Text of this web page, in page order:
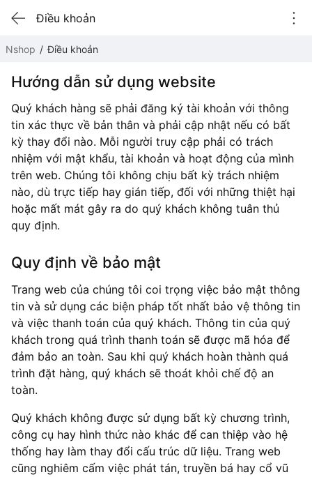
Điều khoản
Nshop Điều khoản
Hướng dẫn sử dụng website
Quý khách hàng sẽ phải đăng ký tài khoản với thông
tin xác thực về bản thân và phải cập nhật nếu có bất
kỳ thay đổi nào. Mỗi người truy cập phải có trách
nhiệm với mật khẩu, tài khoản và hoạt động của mình
trên web. Chúng tôi không chịu bất kỳ trách nhiệm
nào, dù trực tiếp hay gián tiếp, đối với những thiệt hại
hoặc mất mát gây ra do quý khách không tuân thủ
quy định.
Quy định về bảo mật
Trang web của chúng tôi coi trọng việc bảo mật thông
tin và sử dụng các biện pháp tốt nhất bảo vệ thông tin
và việc thanh toán của quý khách. Thông tin của quý
khách trong quá trình thanh toán sẽ được mã hóa để
đảm bảo an toàn. Sau khi quý khách hoàn thành quá
trình đặt hàng, quý khách sẽ thoát khỏi chế độ an
toàn.
Quý khách không được sử dụng bất kỳ chương trình,
công cụ hay hình thức nào khác để can thiệp vào hệ
thống hay làm thay đổi cấu trúc dữ liệu. Trang web
cũng nghiêm cấm việc phát tán, truyền bá hay cổ vũ